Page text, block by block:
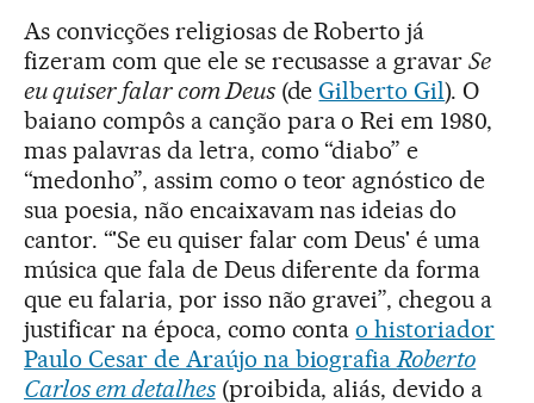
As convicções religiosas de Roberto já
fizeram com que ele se recusasse a gravarSe
eu quiser falar com Deus(deGilberto Gil). O
baiano compôs a canção para o Rei em 1980,
mas palavras da letra, como “diabo” e
“medonho”, assim como o teor agnóstico de
sua poesia, não encaixavam nas ideias do
cantor. “'Se eu quiser falar com Deus' é uma
música que fala de Deus diferente da forma
que eu falaria, por isso não gravei”, chegou a
justificar na época, como contao historiador
Paulo Cesar de Araújo na biografiaRoberto
Carlos em detalhes(proibida, aliás, devido a